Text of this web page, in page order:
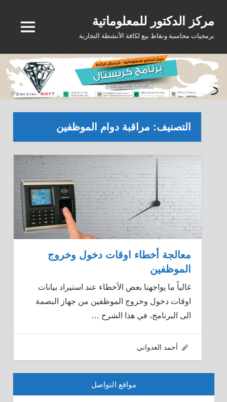
content
مركز الدكتور للمعلوماتية
برمجيات محاسبة ونقاط بيع لكافة الأنشطة التجارية MENU
التصنيف: مراقبة دوام الموظفين
معالجة أخطاء اوقات دخول وخروج
الموظفين
غالباً ما يواجهنا بعض الأخطاء عند استيراد بيانات
اوقات دخول وخروج الموظفين من جهاز البصمة
الى البرنامج، في هذا الشرح …
29/02/2016
أحمد العدواني
مواقع التواصل